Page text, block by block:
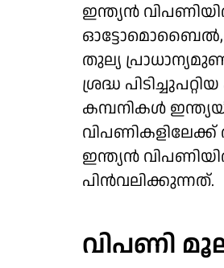
ഇന്ത്യന്‍
ഓട്ടോമൊബൈല്‍,
തുല്യ
ശ്രദ്ധ
കമ്പനികള്‍
ഇന്ത്യന്‍
പിന്‍വലിക്കുന്നത്.
വിപണി